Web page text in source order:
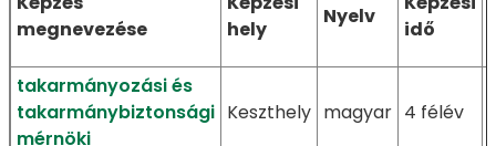
megnevezése
hely
Nyelv
idő
takarmányozási és
takarmánybiztonsági
mérnöki
Keszthely magyar 4 félév